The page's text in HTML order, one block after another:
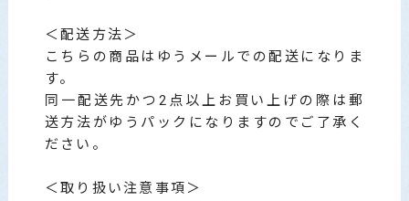
＜配送方法＞
こちらの商品はゆうメールでの配送になりま
す。
同一配送先かつ2点以上お買い上げの際は郵
送方法がゆうパックになりますのでご了承く
ださい。
＜取り扱い注意事項＞